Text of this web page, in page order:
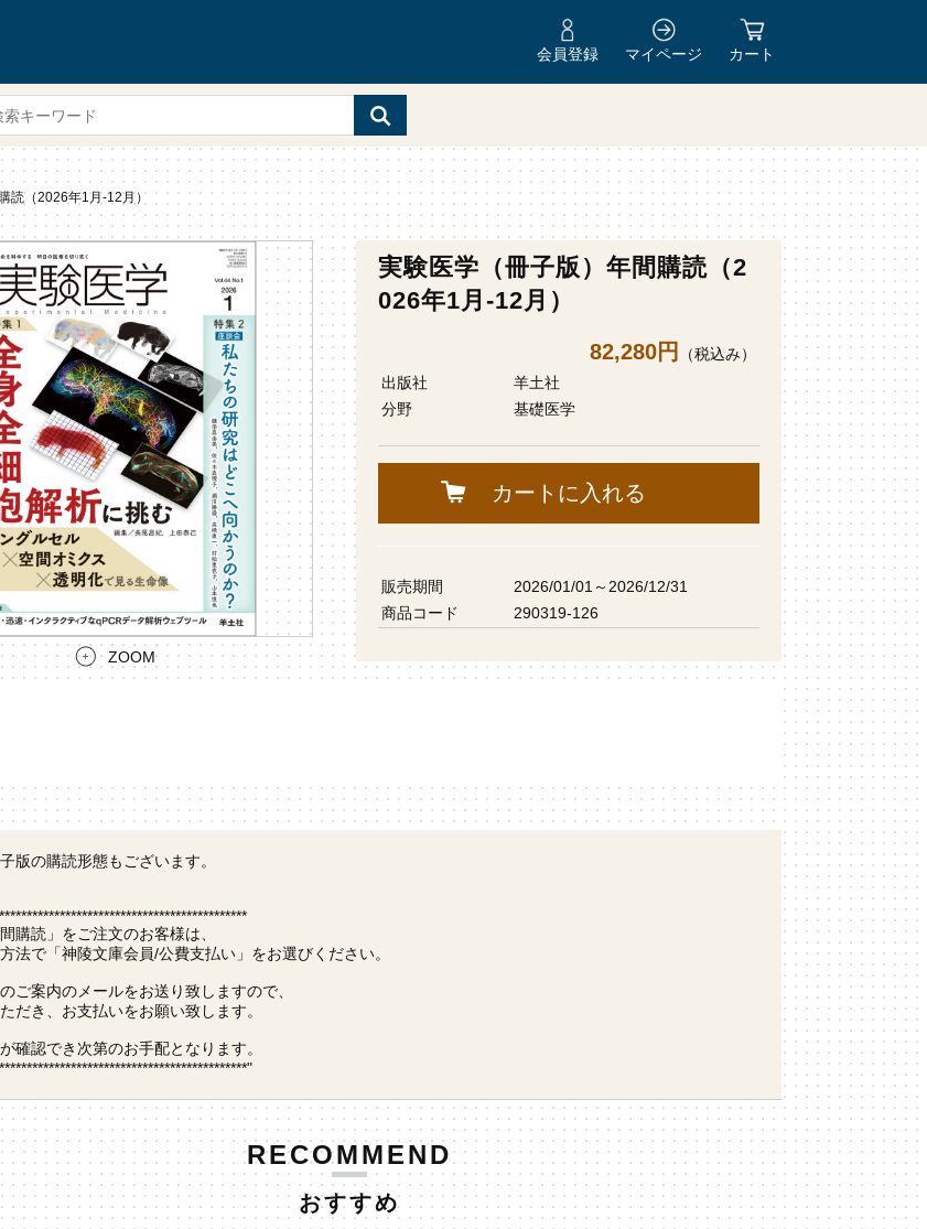
会員登録 マイページ カート
読（2026年1月-12月）
ZOOM
実験医学（冊子版）年間購読（2
026年1月-12月）
82,280円
（税込み）
出版社
羊土社
分野
基礎医学
カートに入れる
販売期間
2026/01/01～2026/12/31
商品コード
290319-126
版の購読形態もございます。
間購読」をご注文のお客様は、
法で「神陵文庫会員/公費支払い」をお選びください。
ご案内のメールをお送り致しますので、
だき、お支払いをお願い致します。
確認でき次第のお手配となります。
RECOMMEND
おすすめ